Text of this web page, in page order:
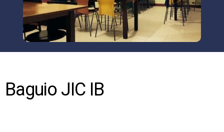
Baguio JIC IB